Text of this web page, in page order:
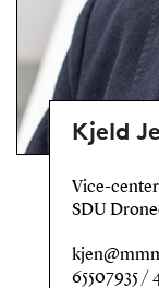
Kjeld
Vice-
SDU
65507935 /